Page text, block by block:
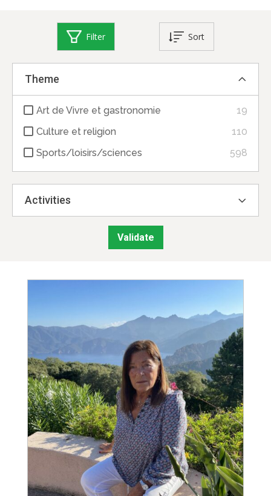
Filter Sort
Theme
Art de Vivre et gastronomie
19
Culture et religion
110
Sports/loisirs/sciences
598
Activities
Validate